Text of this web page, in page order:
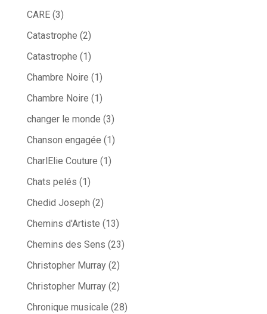
CARE(3)
Catastrophe (2)
Catastrophe (1)
Chambre Noire (1)
Chambre Noire (1)
changer le monde (3)
Chanson engagée (1)
CharlElie Couture (1)
Chats pelés (1)
Chedid Joseph (2)
Chemins d'Artiste (13)
Chemins des Sens (23)
Christopher Murray(2)
Christopher Murray(2)
Chronique musicale (28)